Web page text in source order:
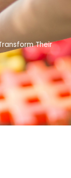
Their